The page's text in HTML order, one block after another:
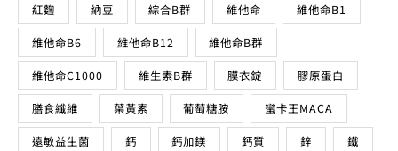
紅麴 納豆 綜合B群 維他命 維他命B1
維他命B6 維他命B12 維他命B群
維他命C1000 維生素B群 膜衣錠 膠原蛋白
膳食纖維 葉黃素 葡萄糖胺 蠻卡王MACA
遠敏益生菌 鈣 鈣加鎂 鈣質 鋅 鐵